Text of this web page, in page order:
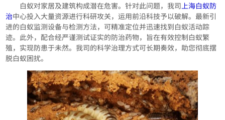
白蚁对家居及建筑构成潜在危害。针对此问题，我司上海白蚁防
治中心投入大量资源进行科研攻关，运用前沿科技予以破解。最新引
进的白蚁监测设备与检测方法，可精准定位并迅速找到白蚁活动踪
迹。此外，配合经严谨测试证实的防治药物，旨在有效控制白蚁繁
殖，实现防患于未然。我司的科学治理方式可长期奏效，助您彻底摆
脱白蚁困扰。